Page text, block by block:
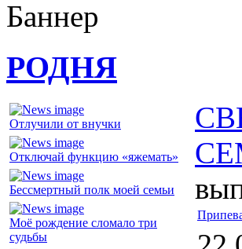
РОДНЯ
Отлучили от внучки
Отключай функцию «яжемать»
Бессмертный полк моей семьи
Моё рождение сломало три
судьбы